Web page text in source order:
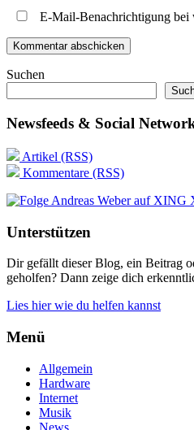
E-Mail-Benachrichtigung bei
Suchen
Newsfeeds & Social
Artikel (RSS)
Kommentare (RSS)
Unterstützen
Dir gefällt dieser Blog, ein Beitrag
geholfen? Dann zeige dich
Lies hier wie du helfen kannst
Menü
Allgemein
Hardware
Internet
Musik
News